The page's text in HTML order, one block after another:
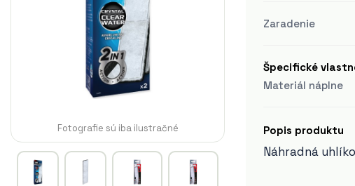
Fotografie sú iba ilustračné
Zaradenie
Špecifické
Materiál náplne
Popis produktu
Náhradná